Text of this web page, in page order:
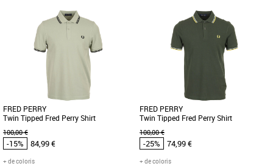
Vêtements pas cher et Promos
Vêtements
Découvrez le polo Twin Tipped Fred
Perry, un incontournable de la
collection printemps-été 2026,
Vêtements pas cher et Promos
Vêtements
Le polo Fred Perry The Fred Perry Shirt
est un incontournable de la garde-robe
masculine pour la saison [...]
FRED PERRY
Twin Tipped Fred Perry Shirt
100,00 €
-15% 84,99 €
+ de coloris
FRED PERRY
Twin Tipped Fred Perry Shirt
100,00 €
-25% 74,99 €
+ de coloris